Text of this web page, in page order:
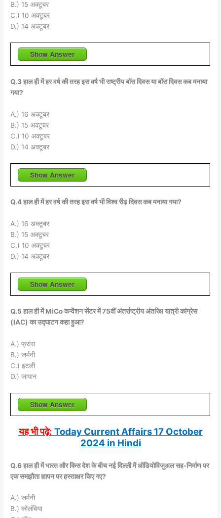
B.) 15 अक्टूबर
C.) 10 अक्टूबर
D.) 14 अक्टूबर
Show Answer
Q.3 हाल ही में हर वर्ष की तरह इस वर्ष भी राष्ट्रीय बॉस दिवस या बॉस दिवस कब मनाया
गया?
A.) 16 अक्टूबर
B.) 15 अक्टूबर
C.) 10 अक्टूबर
D.) 14 अक्टूबर
Show Answer
Q.4 हाल ही में हर वर्ष की तरह इस वर्ष भी विश्व रीढ़ दिवस कब मनाया गया?
A.) 16 अक्टूबर
B.) 15 अक्टूबर
C.) 10 अक्टूबर
D.) 14 अक्टूबर
Show Answer
Q.5 हाल ही में MiCo कन्वेंशन सेंटर में 75वीं अंतर्राष्ट्रीय अंतरिक्ष यात्री कांग्रेस
(IAC) का उद्घाटन कहा हुआ?
A.) फ्रांस
B.) जर्मनी
C.) इटली
D.) जापान
Show Answer
यह भी पढ़े: Today Current Affairs 17 October
2024 in Hindi
Q.6 हाल ही में भारत और किस देश के बीच नई दिल्ली में ऑडियोविजुअल सह-निर्माण पर
एक समझौता ज्ञापन पर हस्ताक्षर किए गए?
A.) जर्मनी
B.) कोलंबिया